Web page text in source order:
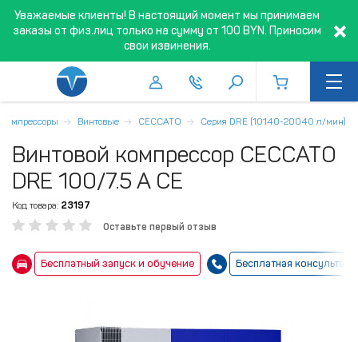
Уважаемые клиенты! В настоящий момент мы принимаем
заказы от физ.лиц только на сумму от 100 BYN. Приносим
свои извинения.
Компрессоры Винтовые CECCATO Серия DRE (10140-20040 л/мин)
Винтовой компрессор CECCATO
DRE 100/7.5 A CE
Код товара: 23197
Оставьте первый отзыв
Бесплатный запуск и обучение Бесплатная